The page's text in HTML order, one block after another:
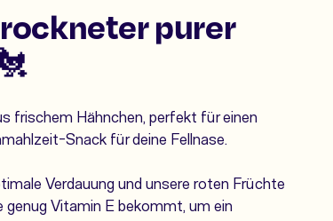
purer
frischem Hähnchen, perfekt für einen
Snack für deine Fellnase.
Verdauung und unsere roten Früchte
genug Vitamin E bekommt, um ein